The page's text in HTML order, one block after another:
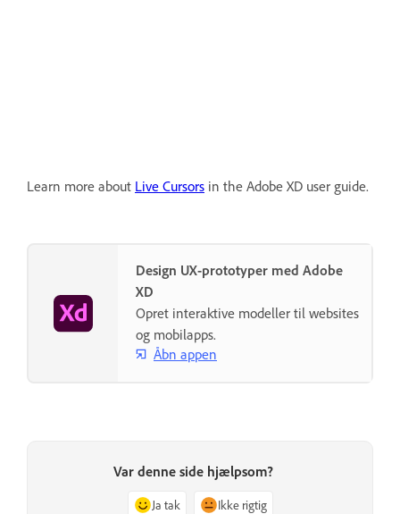
Learn more about Live Cursors in the Adobe XD user guide.
Design UX-prototyper med Adobe
XD
Opret interaktive modeller til websites
og mobilapps.
Åbn appen
Var denne side hjælpsom?
Ja tak Ikke rigtig